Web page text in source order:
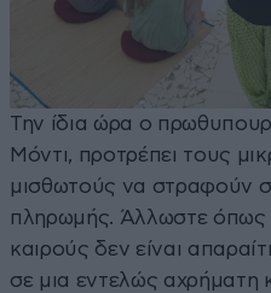
Την ίδια ώρα ο
Μόντι, προτρέπει τους
μισθωτούς να στραφούν
πληρωμής. Άλλωστε όπως
καιρούς δεν είναι
σε μια εντελώς αχρήματη